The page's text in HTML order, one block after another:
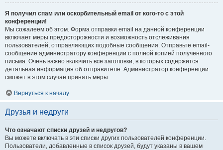
Я получил спам или оскорбительный email от кого-то с этой
конференции!
Мы сожалеем об этом. Форма отправки email на данной конференции
включает меры предосторожности и возможность отслеживания
пользователей, отправляющих подобные сообщения. Отправьте email-
сообщение администратору конференции с полной копией полученного
письма. Очень важно включить все заголовки, в которых содержится
детальная информация об отправителе. Администратор конференции
сможет в этом случае принять меры.
Вернуться к началу
Друзья и недруги
Что означают списки друзей и недругов?
Вы можете включать в эти списки других пользователей конференции.
Пользователи, добавленные в список друзей, будут указаны в вашем